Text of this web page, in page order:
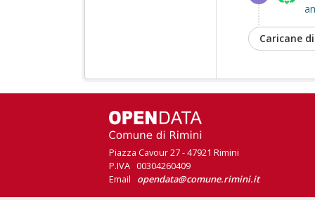
Caricane
Piazza Cavour 27 - 47921 Rimini
P.IVA 00304260409
Email opendata@comune.rimini.it